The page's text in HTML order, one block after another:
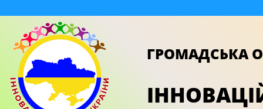
ГРОМАДСЬКА